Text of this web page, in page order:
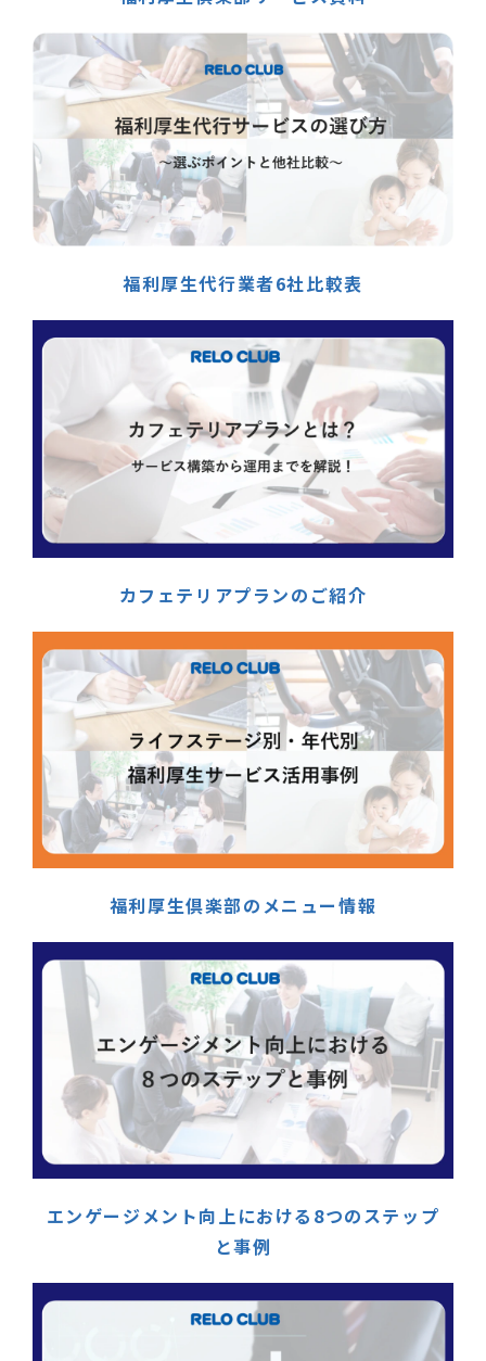
福利厚生代行業者6社比較表
カフェテリアプランのご紹介
福利厚生倶楽部のメニュー情報
エンゲージメント向上における8つのステップ
と事例